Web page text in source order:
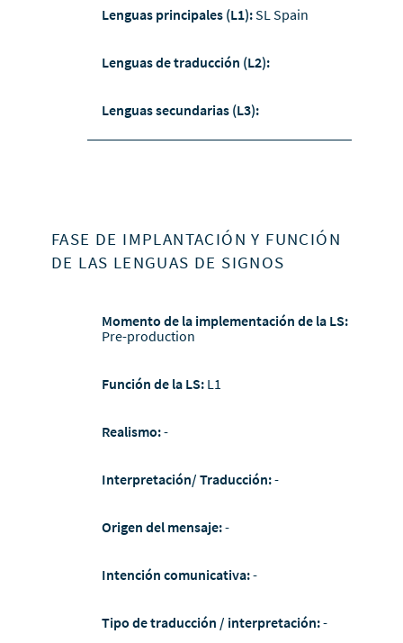
Lenguas principales (L1):SL Spain
Lenguas de traducción (L2):
Lenguas secundarias (L3):
FASE DE IMPLANTACIÓN Y FUNCIÓN
DE LAS LENGUAS DE SIGNOS
Momento de la implementación de la LS:
Pre-production
Función de la LS: L1
Realismo:-
Interpretación/ Traducción:-
Origen del mensaje:-
Intención comunicativa:-
Tipo de traducción / interpretación:-